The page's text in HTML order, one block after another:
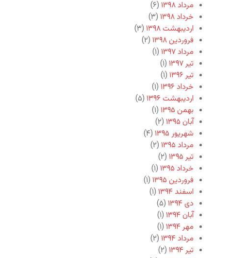
مرداد ۱۳۹۸
(۶)
خرداد ۱۳۹۸
(۳)
اردیبهشت ۱۳۹۸
(۳)
فروردین ۱۳۹۸
(۲)
مرداد ۱۳۹۷
(۱)
تیر ۱۳۹۷
(۱)
تیر ۱۳۹۶
(۱)
خرداد ۱۳۹۶
(۱)
اردیبهشت ۱۳۹۶
(۵)
بهمن ۱۳۹۵
(۱)
آبان ۱۳۹۵
(۲)
شهریور ۱۳۹۵
(۴)
مرداد ۱۳۹۵
(۲)
تیر ۱۳۹۵
(۲)
خرداد ۱۳۹۵
(۱)
فروردین ۱۳۹۵
(۱)
اسفند ۱۳۹۴
(۱)
دی ۱۳۹۴
(۵)
آبان ۱۳۹۴
(۱)
مهر ۱۳۹۴
(۱)
مرداد ۱۳۹۴
(۲)
تیر ۱۳۹۴
(۲)